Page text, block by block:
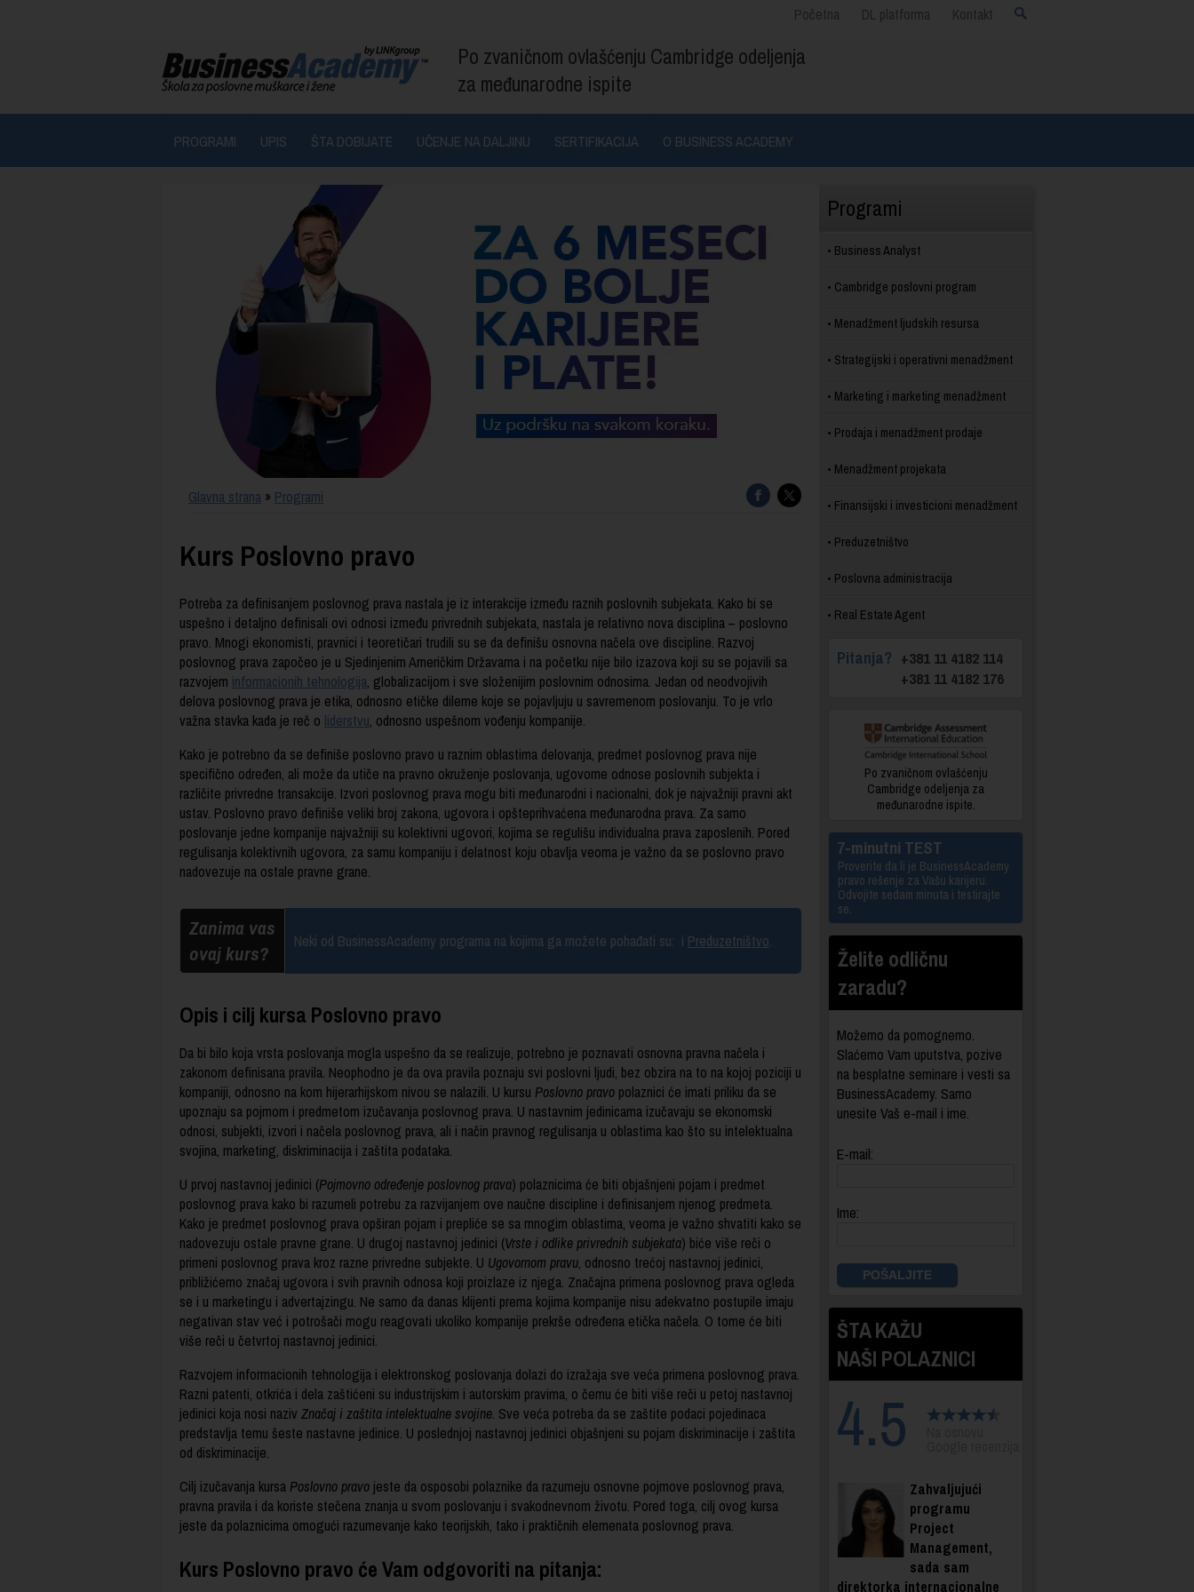
Početna DL platforma Kontakt
Po zvaničnom ovlašćenju Cambridge odeljenja
za međunarodne ispite
PROGRAMI UPIS ŠTA DOBIJATE UČENJE NA DALJINU SERTIFIKACIJA O BUSINESS ACADEMY
Glavna strana » Programi
Kurs Poslovno pravo
Potreba za definisanjem poslovnog prava nastala je iz interakcije između raznih poslovnih subjekata. Kako bi se
uspešno i detaljno definisali ovi odnosi između privrednih subjekata, nastala je relativno nova disciplina – poslovno
pravo. Mnogi ekonomisti, pravnici i teoretičari trudili su se da definišu osnovna načela ove discipline. Razvoj
poslovnog prava započeo je u Sjedinjenim Američkim Državama i na početku nije bilo izazova koji su se pojavili sa
razvojem informacionih tehnologija, globalizacijom i sve složenijim poslovnim odnosima. Jedan od neodvojivih
delova poslovnog prava je etika, odnosno etičke dileme koje se pojavljuju u savremenom poslovanju. To je vrlo
važna stavka kada je reč o liderstvu, odnosno uspešnom vođenju kompanije.
Kako je potrebno da se definiše poslovno pravo u raznim oblastima delovanja, predmet poslovnog prava nije
specifično određen, ali može da utiče na pravno okruženje poslovanja, ugovorne odnose poslovnih subjekta i
različite privredne transakcije. Izvori poslovnog prava mogu biti međunarodni i nacionalni, dok je najvažniji pravni akt
ustav. Poslovno pravo definiše veliki broj zakona, ugovora i opšteprihvaćena međunarodna prava. Za samo
poslovanje jedne kompanije najvažniji su kolektivni ugovori, kojima se regulišu individualna prava zaposlenih. Pored
regulisanja kolektivnih ugovora, za samu kompaniju i delatnost koju obavlja veoma je važno da se poslovno pravo
nadovezuje na ostale pravne grane.
Zanima vas
ovaj kurs?
Neki od BusinessAcademy programa na kojima ga možete pohađati su: i Preduzetništvo.
Opis i cilj kursa Poslovno pravo
Da bi bilo koja vrsta poslovanja mogla uspešno da se realizuje, potrebno je poznavati osnovna pravna načela i
zakonom definisana pravila. Neophodno je da ova pravila poznaju svi poslovni ljudi, bez obzira na to na kojoj poziciji u
kompaniji, odnosno na kom hijerarhijskom nivou se nalazili. U kursu Poslovno pravo polaznici će imati priliku da se
upoznaju sa pojmom i predmetom izučavanja poslovnog prava. U nastavnim jedinicama izučavaju se ekonomski
odnosi, subjekti, izvori i načela poslovnog prava, ali i način pravnog regulisanja u oblastima kao što su intelektualna
svojina, marketing, diskriminacija i zaštita podataka.
U prvoj nastavnoj jedinici (Pojmovno određenje poslovnog prava) polaznicima će biti objašnjeni pojam i predmet
poslovnog prava kako bi razumeli potrebu za razvijanjem ove naučne discipline i definisanjem njenog predmeta.
Kako je predmet poslovnog prava opširan pojam i prepliće se sa mnogim oblastima, veoma je važno shvatiti kako se
nadovezuju ostale pravne grane. U drugoj nastavnoj jedinici (Vrste i odlike privrednih subjekata) biće više reči o
primeni poslovnog prava kroz razne privredne subjekte. U Ugovornom pravu, odnosno trećoj nastavnoj jedinici,
približićemo značaj ugovora i svih pravnih odnosa koji proizlaze iz njega. Značajna primena poslovnog prava ogleda
se i u marketingu i advertajzingu. Ne samo da danas klijenti prema kojima kompanije nisu adekvatno postupile imaju
negativan stav već i potrošači mogu reagovati ukoliko kompanije prekrše određena etička načela. O tome će biti
više reči u četvrtoj nastavnoj jedinici.
Razvojem informacionih tehnologija i elektronskog poslovanja dolazi do izražaja sve veća primena poslovnog prava.
Razni patenti, otkrića i dela zaštićeni su industrijskim i autorskim pravima, o čemu će biti više reči u petoj nastavnoj
jedinici koja nosi naziv Značaj i zaštita intelektualne svojine. Sve veća potreba da se zaštite podaci pojedinaca
predstavlja temu šeste nastavne jedinice. U poslednjoj nastavnoj jedinici objašnjeni su pojam diskriminacije i zaštita
od diskriminacije.
Cilj izučavanja kursa Poslovno pravo jeste da osposobi polaznike da razumeju osnovne pojmove poslovnog prava,
pravna pravila i da koriste stečena znanja u svom poslovanju i svakodnevnom životu. Pored toga, cilj ovog kursa
jeste da polaznicima omogući razumevanje kako teorijskih, tako i praktičnih elemenata poslovnog prava.
Kurs Poslovno pravo će Vam odgovoriti na pitanja:
Programi
Business Analyst
Cambridge poslovni program
Menadžment ljudskih resursa
Strategijski i operativni menadžment
Marketing i marketing menadžment
Prodaja i menadžment prodaje
Menadžment projekata
Finansijski i investicioni menadžment
Preduzetništvo
Poslovna administracija
Real Estate Agent
Pitanja? +381 11 4182 114
+381 11 4182 176
Po zvaničnom ovlašćenju
Cambridge odeljenja za
međunarodne ispite.
7-minutni TEST
Proverite da li je BusinessAcademy
pravo rešenje za Vašu karijeru.
Odvojite sedam minuta i testirajte
se.
Želite odličnu
zaradu?
Možemo da pomognemo.
Slaćemo Vam uputstva, pozive
na besplatne seminare i vesti sa
BusinessAcademy. Samo
unesite Vaš e-mail i ime.
E-mail:
Ime:
ŠTA KAŽU
NAŠI POLAZNICI
4.5
Zahvaljujući
programu
Project
Management,
sada sam
direktorka internacionalne